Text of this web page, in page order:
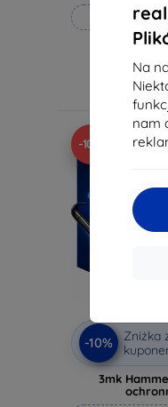
Na
nam
Wykonane
64,89
Na stanie:
-10%
-10%
Zniżka
3mk